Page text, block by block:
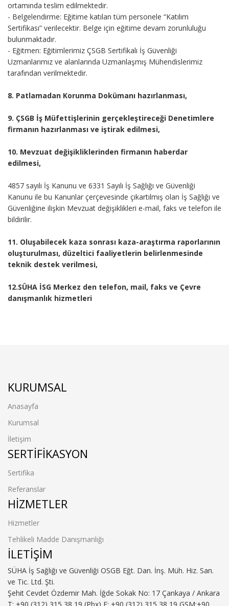
ortamında teslim edilmektedir.
- Belgelendirme: Eğitime katılan tüm personele “Katılım
Sertifikası” verilecektir. Belge için eğitime devam zorunluluğu
bulunmaktadır.
- Eğitmen: Eğitimlerimiz ÇSGB Sertifikalı İş Güvenliği
Uzmanlarımız ve alanlarında Uzmanlaşmış Mühendislerimiz
tarafından verilmektedir.
8. Patlamadan Korunma Dokümanı hazırlanması,
9. ÇSGB İş Müfettişlerinin gerçekleştireceği Denetimlere
firmanın hazırlanması ve iştirak edilmesi,
10. Mevzuat değişikliklerinden firmanın haberdar
edilmesi,
4857 sayılı İş Kanunu ve 6331 Sayılı İş Sağlığı ve Güvenliği
Kanunu ile bu Kanunlar çerçevesinde çıkartılmış olan İş Sağlığı ve
Güvenliğine ilişkin Mevzuat değişiklikleri e-mail, faks ve telefon ile
bildirilir.
11. Oluşabilecek kaza sonrası kaza-araştırma raporlarının
oluşturulması, düzeltici faaliyetlerin belirlenmesinde
teknik destek verilmesi,
12.SÜHA İSG Merkez den telefon, mail, faks ve Çevre
danışmanlık hizmetleri
KURUMSAL
Anasayfa
Kurumsal
İletişim
SERTIFIKASYON
Sertifika
Referanslar
HIZMETLER
Hizmetler
Tehlikeli Madde Danışmanlığı
İLETIŞIM
SÜHA İş Sağlığı ve Güvenliği OSGB Eğt. Dan. İnş. Müh. Hiz. San.
ve Tic. Ltd. Şti.
Şehit Cevdet Özdemir Mah. İğde Sokak No: 17 Çankaya / Ankara